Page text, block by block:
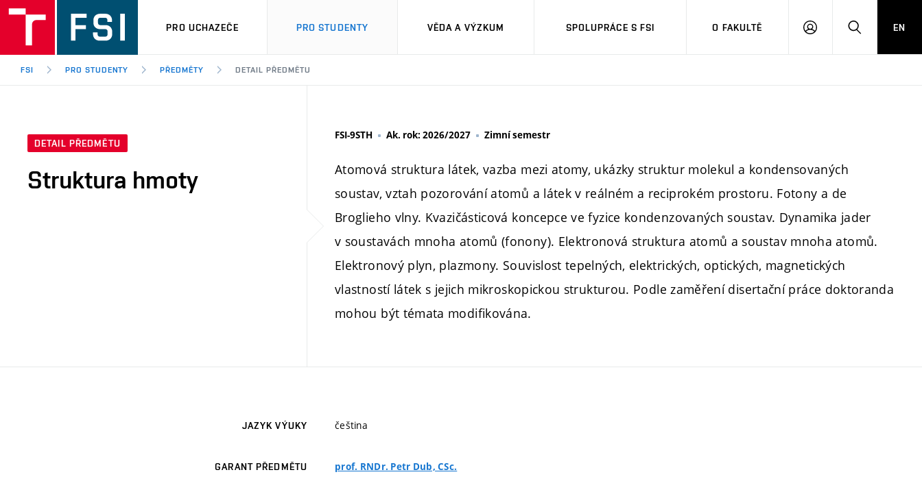
PRO UCHAZEČE PRO STUDENTY VĚDA A VÝZKUM SPOLUPRÁCE S FSI O FAKULTĚ
PŘIHLÁŠENÍHLEDAT
EN
FSI PRO STUDENTY PŘEDMĚTY DETAIL PŘEDMĚTU
DETAIL PŘEDMĚTU
Struktura hmoty
FSI-9STH Ak. rok: 2026/2027 Zimní semestr
Atomová struktura látek, vazba mezi atomy, ukázky struktur molekul a kondensovaných
soustav, vztah pozorování atomů a látek v reálném a reciprokém prostoru. Fotony a de
Broglieho vlny. Kvazičásticová koncepce ve fyzice kondenzovaných soustav. Dynamika jader
v soustavách mnoha atomů (fonony). Elektronová struktura atomů a soustav mnoha atomů.
Elektronový plyn, plazmony. Souvislost tepelných, elektrických, optických, magnetických
vlastností látek s jejich mikroskopickou strukturou. Podle zaměření disertační práce doktoranda
mohou být témata modifikována.
JAZYK VÝUKY čeština
GARANT PŘEDMĚTU prof. RNDr. Petr Dub, CSc.